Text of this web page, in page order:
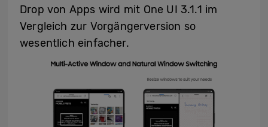
Drop von Apps wird mit One UI 3.1.1 im
Vergleich zur Vorgängerversion so
wesentlich einfacher.